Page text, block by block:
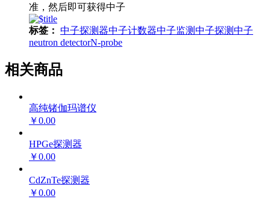
准，然后即可获得中子
标签： 中子探测器中子计数器中子监测中子探测中子
neutron detectorN-probe
相关商品
高纯锗伽玛谱仪
￥0.00
HPGe探测器
￥0.00
CdZnTe探测器
￥0.00